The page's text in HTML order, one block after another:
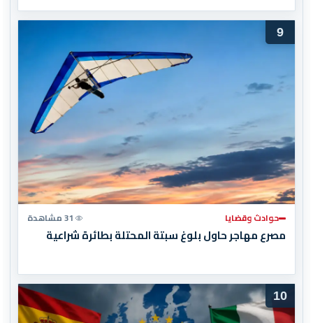
9
حوادث وقضايا 31 مشاهدة
مصرع مهاجر حاول بلوغ سبتة المحتلة بطائرة شراعية
10